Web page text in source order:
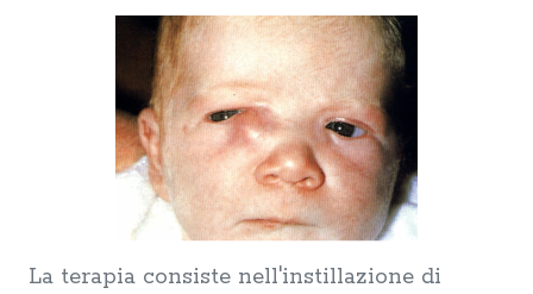
La terapia consiste nell'instillazione di